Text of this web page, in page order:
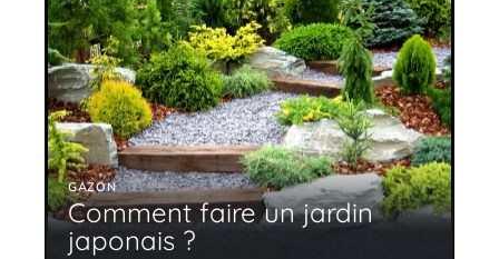
GAZON
Comment faire un jardin
japonais ?